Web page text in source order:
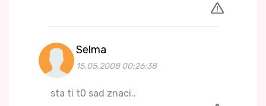
Selma
15.05.2008 00:26:38
sta ti t0 sad znaci..